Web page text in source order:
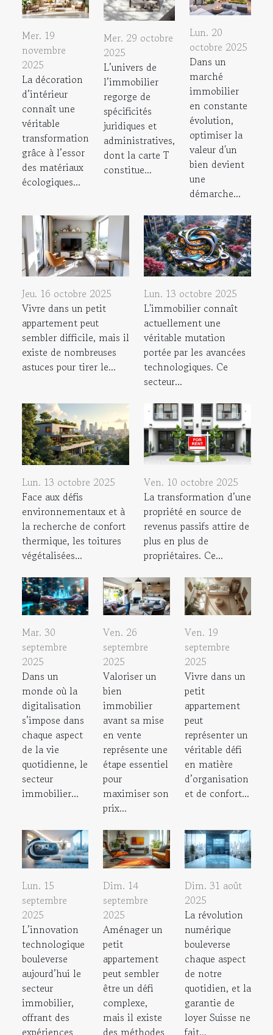
Mer. 19
novembre
2025
La décoration
d’intérieur
connaît une
véritable
transformation
grâce à l’essor
des matériaux
écologiques...
Mer. 29 octobre
2025
L’univers de
l’immobilier
regorge de
spécificités
juridiques et
administratives,
dont la carte T
constitue...
Lun. 20
octobre 2025
Dans un
marché
immobilier
en constante
évolution,
optimiser la
valeur d'un
bien devient
une
démarche...
Jeu. 16 octobre 2025
Vivre dans un petit
appartement peut
sembler difficile, mais il
existe de nombreuses
astuces pour tirer le...
Lun. 13 octobre 2025
L'immobilier connaît
actuellement une
véritable mutation
portée par les avancées
technologiques. Ce
secteur...
Lun. 13 octobre 2025
Face aux défis
environnementaux et à
la recherche de confort
thermique, les toitures
végétalisées...
Ven. 10 octobre 2025
La transformation d’une
propriété en source de
revenus passifs attire de
plus en plus de
propriétaires. Ce...
Mar. 30
septembre
2025
Dans un
monde où la
digitalisation
s’impose dans
chaque aspect
de la vie
quotidienne, le
secteur
immobilier...
Ven. 26
septembre
2025
Valoriser un
bien
immobilier
avant sa mise
en vente
représente une
étape essentiel
pour
maximiser son
prix...
Ven. 19
septembre
2025
Vivre dans un
petit
appartement
peut
représenter un
véritable défi
en matière
d’organisation
et de confort...
Lun. 15
septembre
2025
L’innovation
technologique
bouleverse
aujourd’hui le
secteur
immobilier,
offrant des
expériences
Dim. 14
septembre
2025
Aménager un
petit
appartement
peut sembler
être un défi
complexe,
mais il existe
des méthodes
Dim. 31 août
2025
La révolution
numérique
bouleverse
chaque aspect
de notre
quotidien, et la
garantie de
loyer Suisse ne
fait...